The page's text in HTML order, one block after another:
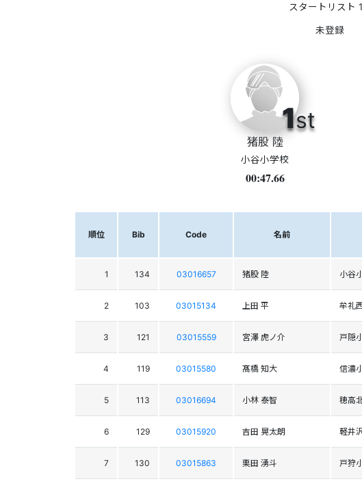
スタートリスト
1st
猪股 陸
小谷小学校
00:47.66
順位 Bib Code 名前
1 134 03016657 猪股 陸 小谷
2 103 03015134 上田 平 牟礼
3 121 03015559 宮澤 虎ノ介 戸隠
4 119 03015580 髙橋 知大 信濃
5 113 03016694 小林 泰智 穂高
6 129 03015920 吉田 晃太朗 軽井
7 130 03015863 栗田 湧斗 戸狩